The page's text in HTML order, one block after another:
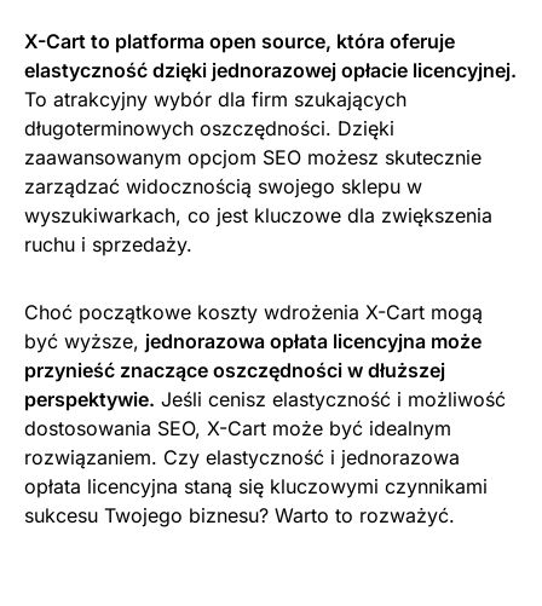
X-Cart to platforma open source, która oferuje
elastyczność dzięki jednorazowej opłacie licencyjnej.
To atrakcyjny wybór dla firm szukających
długoterminowych oszczędności. Dzięki
zaawansowanym opcjom SEO możesz skutecznie
zarządzać widocznością swojego sklepu w
wyszukiwarkach, co jest kluczowe dla zwiększenia
ruchu i sprzedaży.
Choć początkowe koszty wdrożenia X-Cart mogą
być wyższe, jednorazowa opłata licencyjna może
przynieść znaczące oszczędności w dłuższej
perspektywie. Jeśli cenisz elastyczność i możliwość
dostosowania SEO, X-Cart może być idealnym
rozwiązaniem. Czy elastyczność i jednorazowa
opłata licencyjna staną się kluczowymi czynnikami
sukcesu Twojego biznesu? Warto to rozważyć.